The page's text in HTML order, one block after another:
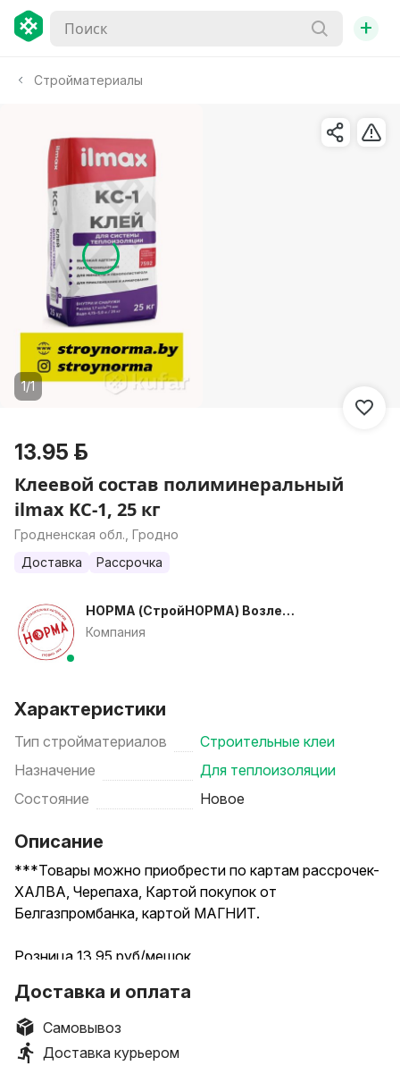
+
Стройматериалы
1/1
13.95 р.
Клеевой состав полиминеральный
ilmax KC-1, 25 кг
Гродненская обл., Гродно
Доставка
Рассрочка
НОРМА (СтройНОРМА) Возле
д.Коробчицы
Компания
Характеристики
Тип стройматериалов
Строительные клеи
Назначение
Для теплоизоляции
Состояние
Новое
Описание
***Товары можно приобрести по картам рассрочек-
ХАЛВА, Черепаха, Картой покупок от
Белгазпромбанка, картой МАГНИТ.
Розница 13.95 руб/мешок
Доставка и оплата
Самовывоз
Доставка курьером